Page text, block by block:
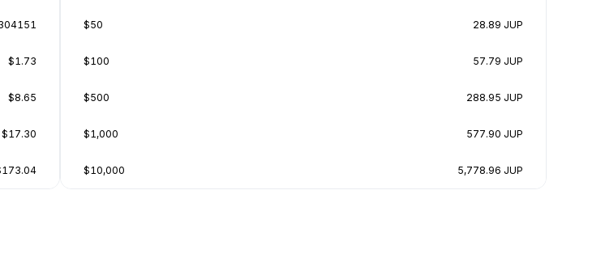
$1.73
$8.65
$17.30
$50 28.89 JUP
$100 57.79 JUP
$500 288.95 JUP
$1,000 577.90 JUP
$10,000 5,778.96 JUP